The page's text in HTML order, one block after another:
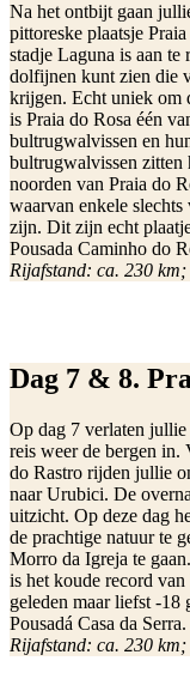
Na het ontbijt gaan
pittoreske plaatsje
stadje Laguna is aan te
dolfijnen kunt zien die
krijgen. Echt uniek om
is Praia do Rosa één
bultrugwalvissen en
bultrugwalvissen zitten
noorden van Praia do
waarvan enkele
zijn. Dit zijn echt
Pousada Caminho do
Rijafstand: ca. 230
Dag 7 & 8.
Op dag 7 verlaten
reis weer de bergen in.
do Rastro rijden jullie
naar Urubici. De
uitzicht. Op deze dag
de prachtige natuur te
Morro da Igreja te
is het koude record
geleden maar liefst -18
Pousadá Casa da Serra.
Rijafstand: ca. 230